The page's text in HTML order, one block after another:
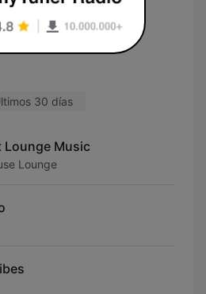
El Mundo 90.5 FM:
30 días
Lounge Music
Lounge